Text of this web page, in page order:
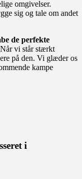
omgivelser.
sig og tale om andet
de perfekte
Når vi står stærkt
på den. Vi glæder os
kampe
i